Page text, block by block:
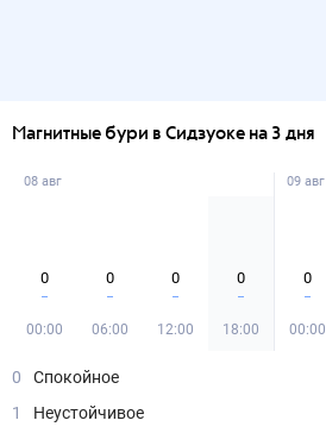
Магнитные бури в Сидзуоке на 3 дня
08 авг
0
00:00
0
06:00
0
12:00
0
18:00
09 авг
0
00:00
0
Спокойное
1
Неустойчивое